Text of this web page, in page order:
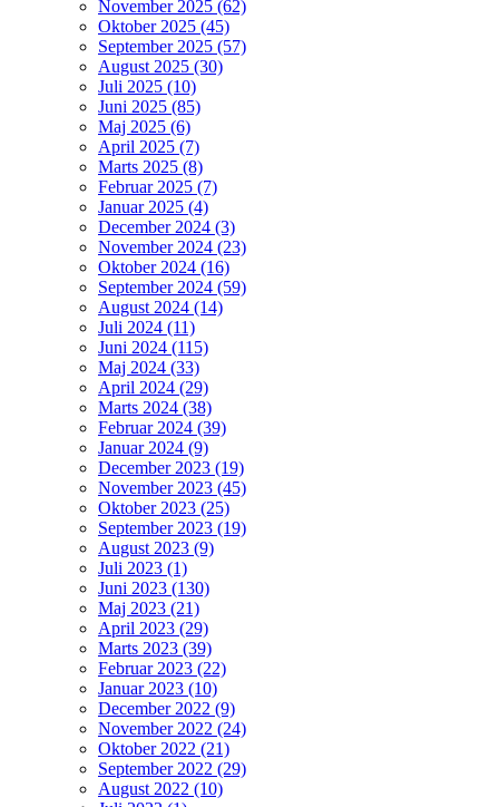
November 2025 (62)
Oktober 2025 (45)
September 2025 (57)
August 2025 (30)
Juli 2025 (10)
Juni 2025 (85)
Maj 2025 (6)
April 2025 (7)
Marts 2025 (8)
Februar 2025 (7)
Januar 2025 (4)
December 2024 (3)
November 2024 (23)
Oktober 2024 (16)
September 2024 (59)
August 2024 (14)
Juli 2024 (11)
Juni 2024 (115)
Maj 2024 (33)
April 2024 (29)
Marts 2024 (38)
Februar 2024 (39)
Januar 2024 (9)
December 2023 (19)
November 2023 (45)
Oktober 2023 (25)
September 2023 (19)
August 2023 (9)
Juli 2023 (1)
Juni 2023 (130)
Maj 2023 (21)
April 2023 (29)
Marts 2023 (39)
Februar 2023 (22)
Januar 2023 (10)
December 2022 (9)
November 2022 (24)
Oktober 2022 (21)
September 2022 (29)
August 2022 (10)